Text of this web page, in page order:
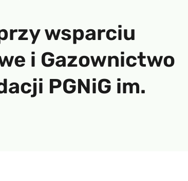
wsparciu
i Gazownictwo
PGNiG im.